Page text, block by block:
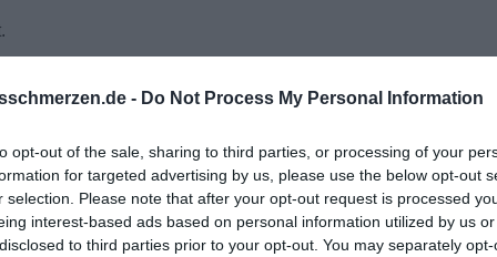
- Do Not Process My Personal Information
opt-out of the sale, sharing to third parties, or processing of your
for targeted advertising by us, please use the below opt-out
selection. Please note that after your opt-out request is processed
interest-based ads based on personal information utilized by us
to third parties prior to your opt-out. You may separately
um mir ein informatives Video anzusehen, weil das
"Verdammt, das passt ..!"
mehr. Es passte alles.